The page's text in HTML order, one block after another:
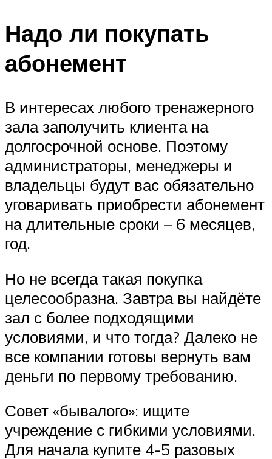
Надо ли покупать
абонемент
В интересах любого тренажерного
зала заполучить клиента на
долгосрочной основе. Поэтому
администраторы, менеджеры и
владельцы будут вас обязательно
уговаривать приобрести абонемент
на длительные сроки – 6 месяцев,
год.
Но не всегда такая покупка
целесообразна. Завтра вы найдёте
зал с более подходящими
условиями, и что тогда? Далеко не
все компании готовы вернуть вам
деньги по первому требованию.
Совет «бывалого»: ищите
учреждение с гибкими условиями.
Для начала купите 4-5 разовых